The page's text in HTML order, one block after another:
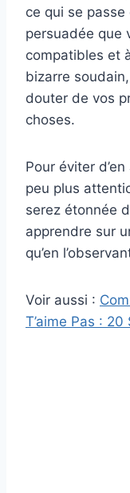
ce qui se
persuadée que
compatibles et
bizarre
douter de vos
choses.
Pour éviter
peu plus
serez étonnée
apprendre sur
qu’en
Voir aussi :
T’aime Pas :